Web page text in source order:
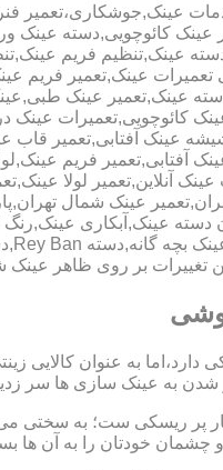
عینک,جوشکاری،تعمیر
عینک کائوچویی,دسته
عینک,تنظیم فریم
تعمیرات عینک,تعمیر فریم
عینک,تعمیر عینک
کائوچویی,تعمیرات عینک
عینک آفتابی,تعمیر
آفتابی,تعمیر فریم
آنلاین,تعمیر لولا
عینک شمال
دسته عینک,آبکاری
تغییرات بر روی ظاهر
به عنوان کالایی
به عینک سازی ها سر
پر ریسکی ست؛ به سختی می
و چشمان خودتان را به آن